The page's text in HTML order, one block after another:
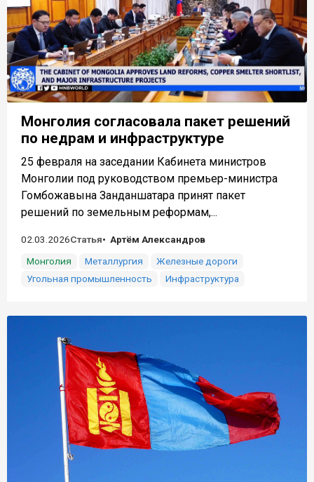
Монголия согласовала пакет решений
по недрам и инфраструктуре
25 февраля на заседании Кабинета министров
Монголии под руководством премьер-министра
Гомбожавына Занданшатара принят пакет
решений по земельным реформам,...
02.03.2026Статья
Артём Александров
Монголия
Металлургия
Железные дороги
Угольная промышленность
Инфраструктура